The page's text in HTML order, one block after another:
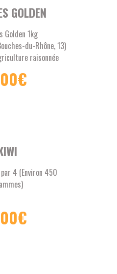
GOLDEN
Golden 1kg
du-Rhône, 13)
raisonnée
€
4 (Environ 450
€